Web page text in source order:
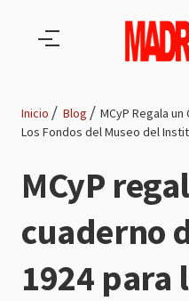
de
navegación
Inicio Blog
MCyP Regala
Los Fondos del Museo del
MCyP
cuaderno
1924 para